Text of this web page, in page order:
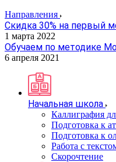
Направления
Скидка 30% на первый
1 марта 2022
Обучаем по методике
6 апреля 2021
Начальная школа
Каллиграфия
Подготовка к
Подготовка к
Работа с
Скорочтение